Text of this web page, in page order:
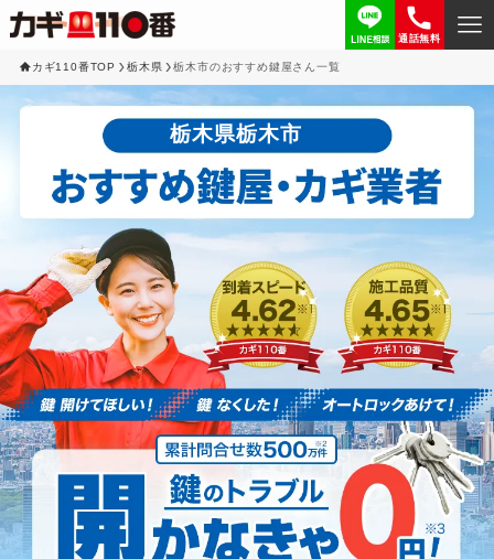
通話無料
カギ110番TOP 栃木県 栃木市のおすすめ鍵屋さん一覧
栃木県栃木市